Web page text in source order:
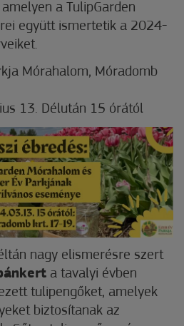
a TulipGarden
együtt ismertetik a 2024-
Mórahalom, Móradomb
13. Délután 15 órától
nagy elismerésre szert
a tavalyi évben
tulipengőket, amelyek
biztosítanak az